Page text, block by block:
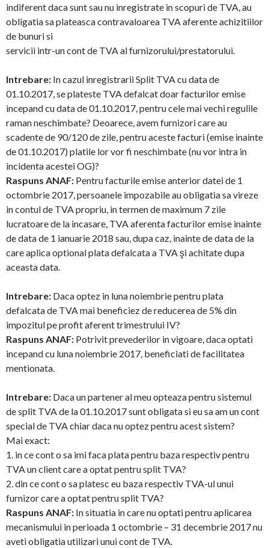
indiferent daca sunt sau nu inregistrate in scopuri de TVA, au
obligatia sa plateasca contravaloarea TVA aferente achizitiilor
de bunuri si
servicii intr-un cont de TVA al furnizorului/prestatorului.
Intrebare: In cazul inregistrarii Split TVA cu data de
01.10.2017, se plateste TVA defalcat doar facturilor emise
incepand cu data de 01.10.2017, pentru cele mai vechi regulile
raman neschimbate? Deoarece, avem furnizori care au
scadente de 90/120 de zile, pentru aceste facturi (emise inainte
de 01.10.2017) platile lor vor fi neschimbate (nu vor intra in
incidenta acestei OG)?
Raspuns ANAF: Pentru facturile emise anterior datei de 1
octombrie 2017, persoanele impozabile au obligatia sa vireze
in contul de TVA propriu, in termen de maximum 7 zile
lucratoare de la incasare, TVA aferenta facturilor emise inainte
de data de 1 ianuarie 2018 sau, dupa caz, inainte de data de la
care aplica optional plata defalcata a TVA şi achitate dupa
aceasta data.
Intrebare: Daca optez in luna noiembrie pentru plata
defalcata de TVA mai beneficiez de reducerea de 5% din
impozitul pe profit aferent trimestrului IV?
Raspuns ANAF: Potrivit prevederilor in vigoare, daca optati
incepand cu luna noiembrie 2017, beneficiati de facilitatea
mentionata.
Intrebare: Daca un partener al meu opteaza pentru sistemul
de split TVA de la 01.10.2017 sunt obligata si eu sa am un cont
special de TVA chiar daca nu optez pentru acest sistem?
Mai exact:
1. in ce cont o sa imi faca plata pentru baza respectiv pentru
TVA un client care a optat pentru split TVA?
2. din ce cont o sa platesc eu baza respectiv TVA-ul unui
furnizor care a optat pentru split TVA?
Raspuns ANAF: In situatia in care nu optati pentru aplicarea
mecanismului in perioada 1 octombrie – 31 decembrie 2017 nu
aveti obligatia utilizari unui cont de TVA.